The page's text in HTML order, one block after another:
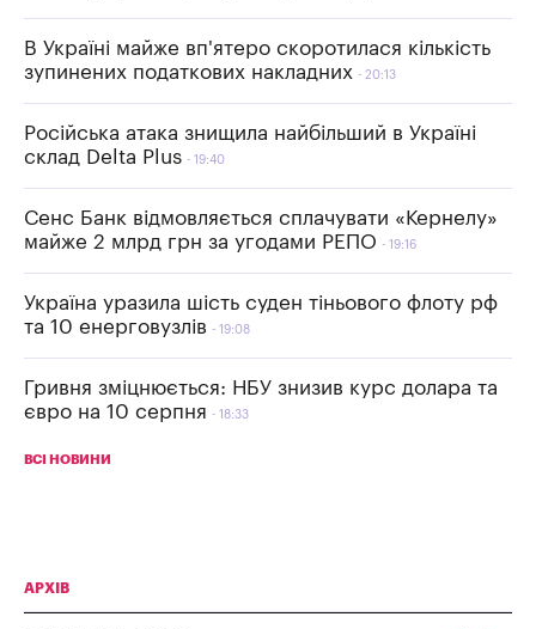
В Україні майже вп'ятеро скоротилася кількість
зупинених податкових накладних
20:13
Російська атака знищила найбільший в Україні
склад Delta Plus
19:40
Сенс Банк відмовляється сплачувати «Кернелу»
майже 2 млрд грн за угодами РЕПО
19:16
Україна уразила шість суден тіньового флоту рф
та 10 енерговузлів
19:08
Гривня зміцнюється: НБУ знизив курс долара та
євро на 10 серпня
18:33
ВСІ НОВИНИ
АРХІВ